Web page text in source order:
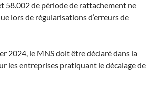
58.002 de période de rattachement ne
lors de régularisations d’erreurs de
2024, le MNS doit être déclaré dans la
les entreprises pratiquant le décalage de